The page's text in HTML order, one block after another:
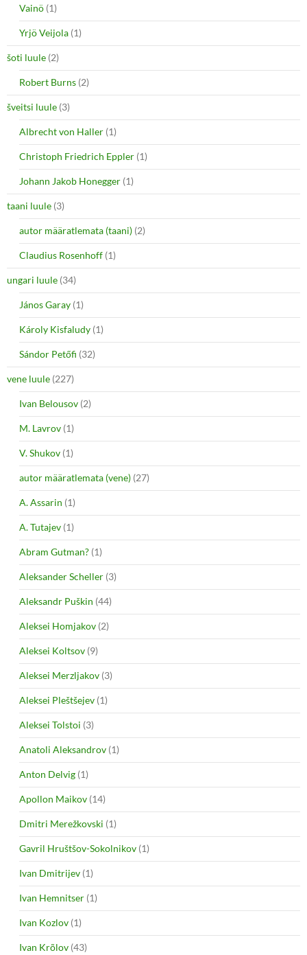
Vainö (1)
Yrjö Veijola (1)
šoti luule (2)
Robert Burns (2)
šveitsi luule (3)
Albrecht von Haller (1)
Christoph Friedrich Eppler (1)
Johann Jakob Honegger (1)
taani luule (3)
autor määratlemata (taani) (2)
Claudius Rosenhoff (1)
ungari luule (34)
János Garay (1)
Károly Kisfaludy (1)
Sándor Petőfi (32)
vene luule (227)
Ivan Belousov (2)
M. Lavrov (1)
V. Shukov (1)
autor määratlemata (vene) (27)
A. Assarin (1)
A. Tutajev (1)
Abram Gutman? (1)
Aleksander Scheller (3)
Aleksandr Puškin (44)
Aleksei Homjakov (2)
Aleksei Koltsov (9)
Aleksei Merzljakov (3)
Aleksei Pleštšejev (1)
Aleksei Tolstoi (3)
Anatoli Aleksandrov (1)
Anton Delvig (1)
Apollon Maikov (14)
Dmitri Merežkovski (1)
Gavril Hruštšov-Sokolnikov (1)
Ivan Dmitrijev (1)
Ivan Hemnitser (1)
Ivan Kozlov (1)
Ivan Krõlov (43)